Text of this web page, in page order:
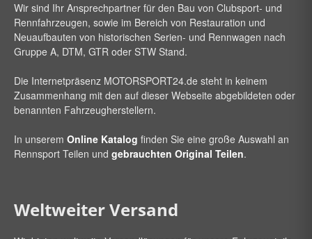
Wir sind Ihr Ansprechpartner für den Bau von Clubsport- und
Rennfahrzeugen, sowie im Bereich von Restauration und
Neuaufbauten von historischen Serien- und Rennwagen nach
Gruppe A, DTM, GTR oder STW Stand.
Die Internetpräsenz MOTORSPORT24.de steht in keinem
Zusammenhang mit den auf dieser Webseite abgebildeten oder
benannten Fahrzeugherstellern.
In unserem Online Katalog finden Sie eine große Auswahl an
Rennsport Teilen und gebrauchten Original Teilen.
Weltweiter Versand